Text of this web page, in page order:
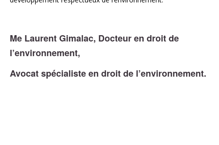
Me Laurent Gimalac, Docteur en droit de
l’environnement,
Avocat spécialiste en droit de l’environnement.